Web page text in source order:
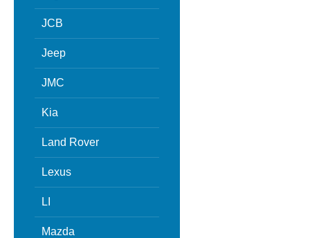
JCB
Jeep
JMC
Kia
Land Rover
Lexus
LI
Mazda